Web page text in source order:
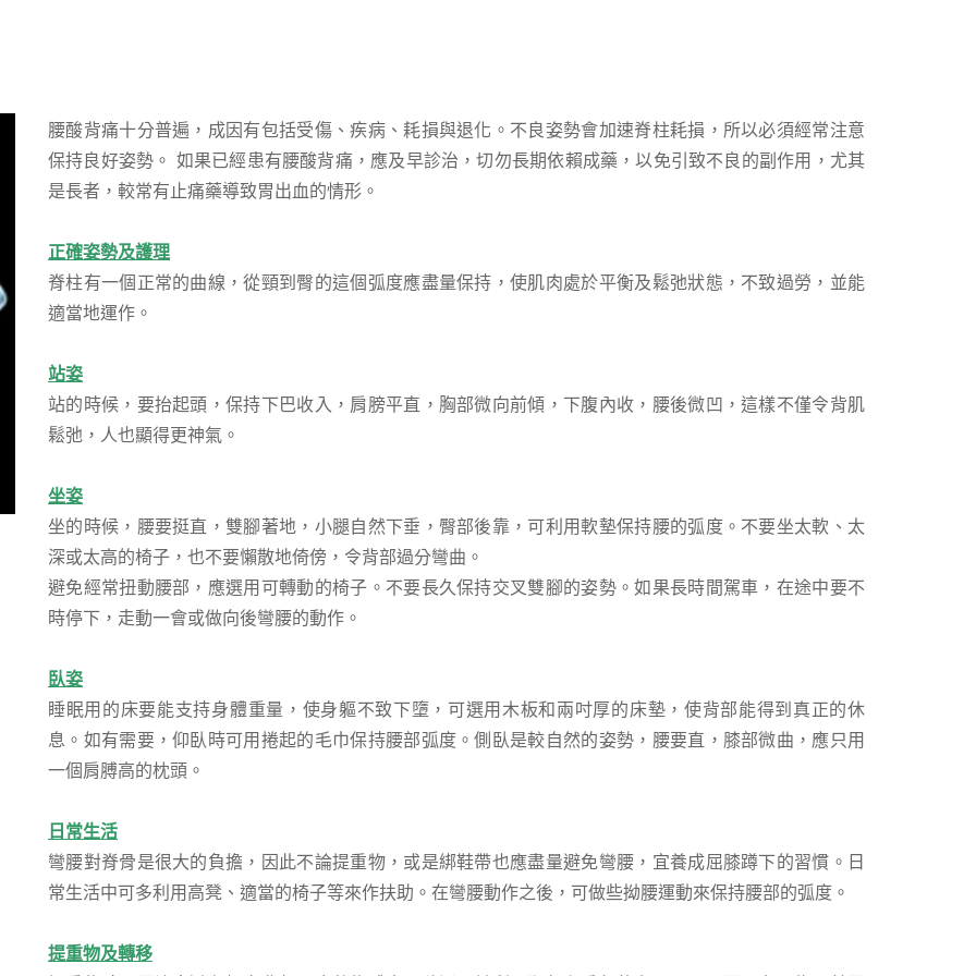
腰酸背痛十分普遍，成因有包括受傷、疾病、耗損與退化。不良姿勢會加速脊柱耗損，所以必須經常注意
保持良好姿勢。 如果已經患有腰酸背痛，應及早診治，切勿長期依賴成藥，以免引致不良的副作用，尤其
是長者，較常有止痛藥導致胃出血的情形。
正確姿勢及護理
脊柱有一個正常的曲線，從頸到臀的這個弧度應盡量保持，使肌肉處於平衡及鬆弛狀態，不致過勞，並能
適當地運作。
站姿
站的時候，要抬起頭，保持下巴收入，肩膀平直，胸部微向前傾，下腹內收，腰後微凹，這樣不僅令背肌
鬆弛，人也顯得更神氣。
坐姿
坐的時候，腰要挺直，雙腳著地，小腿自然下垂，臀部後靠，可利用軟墊保持腰的弧度。不要坐太軟、太
深或太高的椅子，也不要懶散地倚傍，令背部過分彎曲。
避免經常扭動腰部，應選用可轉動的椅子。不要長久保持交叉雙腳的姿勢。如果長時間駕車，在途中要不
時停下，走動一會或做向後彎腰的動作。
臥姿
睡眠用的床要能支持身體重量，使身軀不致下墮，可選用木板和兩吋厚的床墊，使背部能得到真正的休
息。如有需要，仰臥時可用捲起的毛巾保持腰部弧度。側臥是較自然的姿勢，腰要直，膝部微曲，應只用
一個肩膊高的枕頭。
日常生活
彎腰對脊骨是很大的負擔，因此不論提重物，或是綁鞋帶也應盡量避免彎腰，宜養成屈膝蹲下的習慣。日
常生活中可多利用高凳、適當的椅子等來作扶助。在彎腰動作之後，可做些拗腰運動來保持腰部的弧度。
提重物及轉移